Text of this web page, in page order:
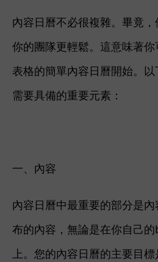
內容日曆不必很複雜。 畢竟，
你的團隊更輕鬆。 這意味著
表格的簡單內容日曆開始。
需要具備的重要元素：
一、內容
內容日曆中最重要的部分是
布的內容，無論是在你自己
上。您的內容日曆的主要目